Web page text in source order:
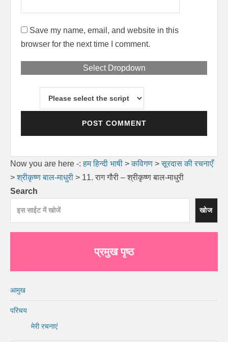
Save my name, email, and website in this
browser for the next time I comment.
Select Dropdown
Now you are here -: हम हिन्दी भाषी >कविगण >सूरदास की रचनाएँ
>श्रीकृष्ण बाल-माधुरी > 11. राग गौरी – श्रीकृष्ण बाल-माधुरी
Search
खोज
प्रमुख पृष्ठ
आमुख
परिचय
मेरी रचनाएं